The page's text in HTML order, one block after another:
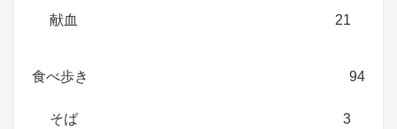
献血 21
食べ歩き 94
そば 3